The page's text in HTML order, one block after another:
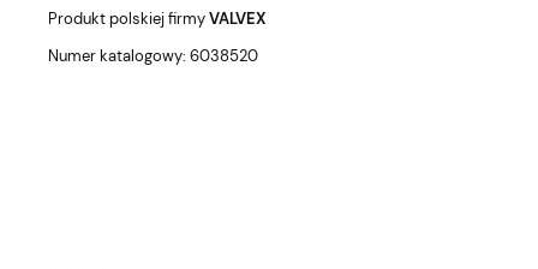
Produkt polskiej firmyVALVEX
Numer katalogowy: 6038520